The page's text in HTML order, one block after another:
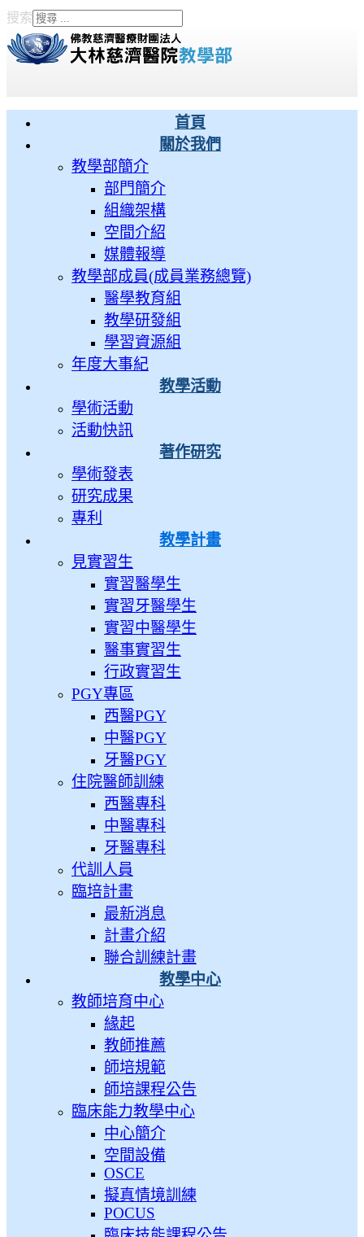
搜索
Type 2 or more characters
for results.
首頁
關於我們
教學部簡介
部門簡介
組織架構
空間介紹
媒體報導
教學部成員(成員業務總覽)
醫學教育組
教學研發組
學習資源組
年度大事紀
教學活動
學術活動
活動快訊
著作研究
學術發表
研究成果
專利
教學計畫
見實習生
實習醫學生
實習牙醫學生
實習中醫學生
醫事實習生
行政實習生
PGY專區
西醫PGY
中醫PGY
牙醫PGY
住院醫師訓練
西醫專科
中醫專科
牙醫專科
代訓人員
臨培計畫
最新消息
計畫介紹
聯合訓練計畫
教學中心
教師培育中心
緣起
教師推薦
師培規範
師培課程公告
臨床能力教學中心
中心簡介
空間設備
OSCE
擬真情境訓練
POCUS